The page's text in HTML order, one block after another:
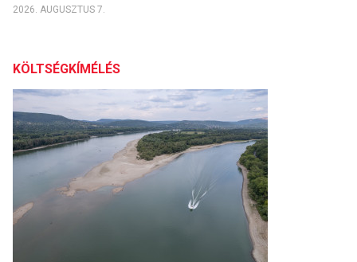
2026. AUGUSZTUS 7.
KÖLTSÉGKÍMÉLÉS